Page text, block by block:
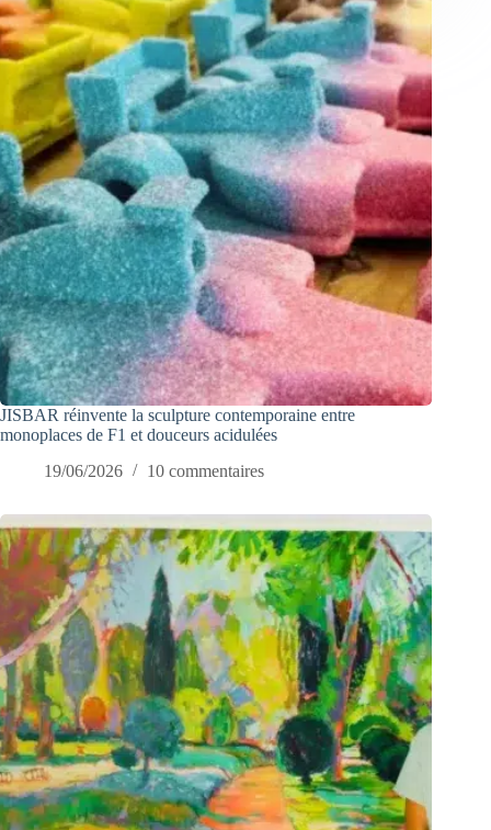
JISBAR réinvente la sculpture contemporaine entre
monoplaces de F1 et douceurs acidulées
19/06/2026
10 commentaires